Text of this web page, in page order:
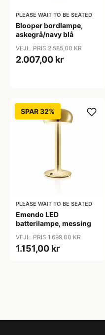
PLEASE WAIT TO BE SEATED
Blooper bordlampe,
askegrå/navy blå
VEJL. PRIS 2.585,00 KR
2.007,00 kr
SPAR 32%
PLEASE WAIT TO BE SEATED
Emendo LED
batterilampe, messing
VEJL. PRIS 1.699,00 KR
1.151,00 kr